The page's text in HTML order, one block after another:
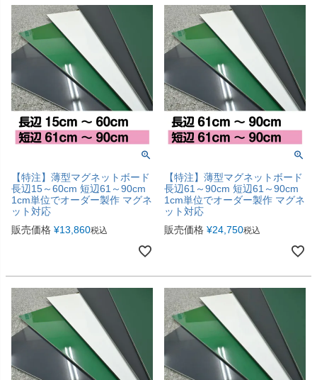
【特注】薄型マグネットボード
長辺15～60cm 短辺61～90cm
1cm単位でオーダー製作 マグネ
ット対応
販売価格 ¥13,860税込
【特注】薄型マグネットボード
長辺61～90cm 短辺61～90cm
1cm単位でオーダー製作 マグネ
ット対応
販売価格 ¥24,750税込